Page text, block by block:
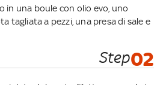
in una boule con olio evo, uno
tagliata a pezzi, una presa di sale e
Step02